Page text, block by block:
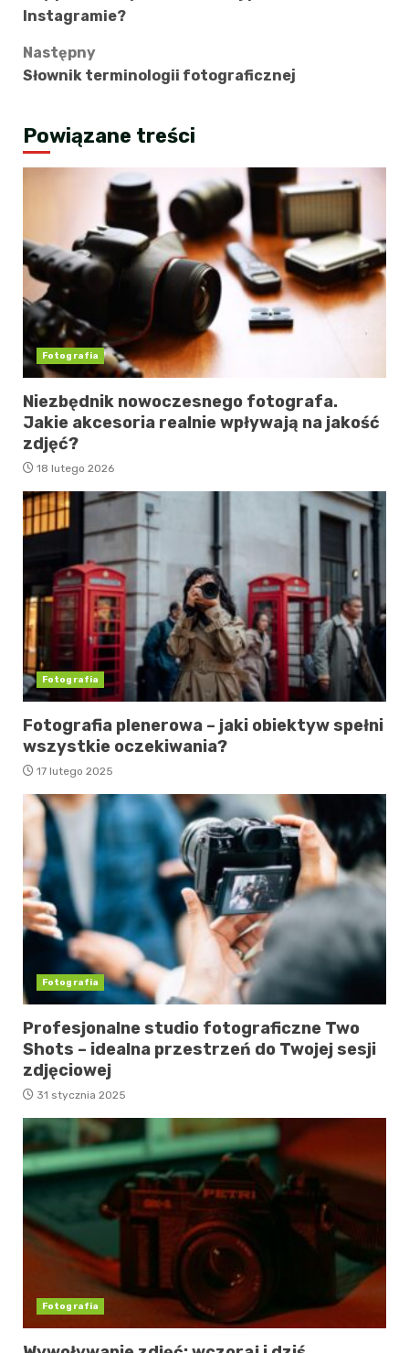
wpisy
Instagramie?
Następny
Słownik terminologii fotograficznej
Powiązane treści
Fotografia
Niezbędnik nowoczesnego fotografa.
Jakie akcesoria realnie wpływają na jakość
zdjęć?
18 lutego 2026
Fotografia
Fotografia plenerowa – jaki obiektyw spełni
wszystkie oczekiwania?
17 lutego 2025
Fotografia
Profesjonalne studio fotograficzne Two
Shots – idealna przestrzeń do Twojej sesji
zdjęciowej
31 stycznia 2025
Fotografia